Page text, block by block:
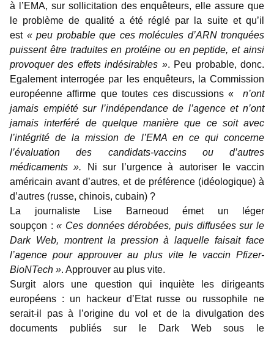
à l’EMA, sur sollicitation des enquêteurs, elle assure que
le problème de qualité a été réglé par la suite et qu’il
est « peu probable que ces molécules d’ARN tronquées
puissent être traduites en protéine ou en peptide, et ainsi
provoquer des effets indésirables ». Peu probable, donc.
Egalement interrogée par les enquêteurs, la Commission
européenne affirme que toutes ces discussions «
n’ont
jamais empiété sur l’indépendance de l’agence et n’ont
jamais interféré de quelque manière que ce soit avec
l’intégrité de la mission de l’EMA en ce qui concerne
l’évaluation des candidats-vaccins ou d’autres
médicaments ». Ni sur l’urgence à autoriser le vaccin
américain avant d’autres, et de préférence (idéologique) à
d’autres (russe, chinois, cubain) ?
La journaliste Lise Barneoud émet un léger
soupçon :« Ces données dérobées, puis diffusées sur le
Dark Web, montrent la pression à laquelle faisait face
l’agence pour approuver au plus vite le vaccin Pfizer-
BioNTech ». Approuver au plus vite.
Surgit alors une question qui inquiète les dirigeants
européens : un hackeur d’Etat russe ou russophile ne
serait-il pas à l’origine du vol et de la divulgation des
documents publiés sur le Dark Web sous le